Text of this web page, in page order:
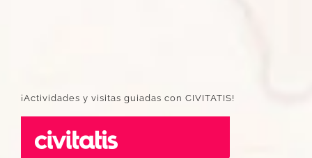
¡Actividades y visitas guiadas con CIVITATIS!